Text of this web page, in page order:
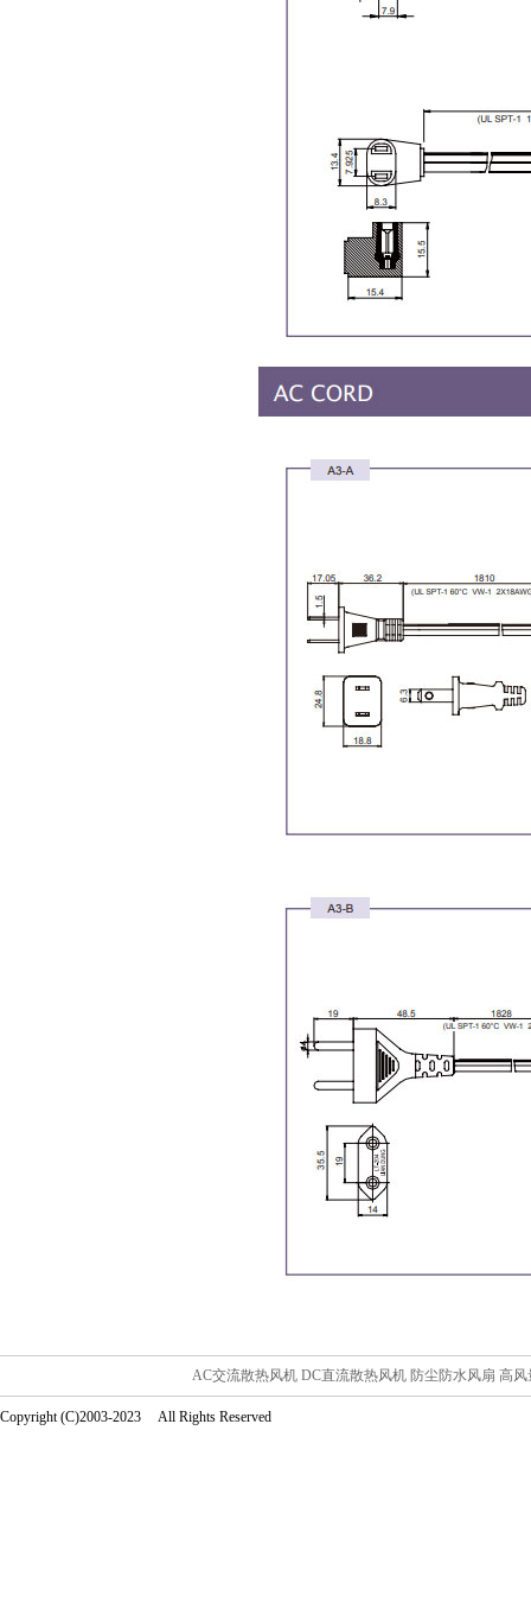
AC交流散热风机 DC直流散热风机 防尘防水风扇 高风
Copyright (C)2003-2023 All Rights Reserved